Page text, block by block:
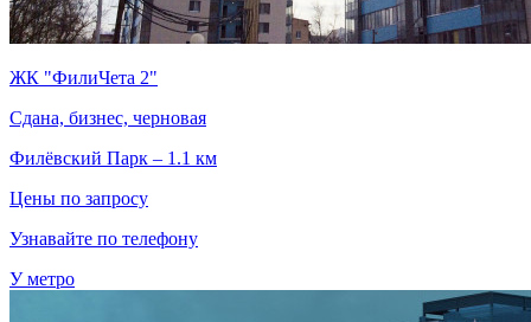
ЖК "ФилиЧета 2"
Сдана, бизнес, черновая
Филёвский Парк – 1.1 км
Цены по запросу
Узнавайте по телефону
У метро